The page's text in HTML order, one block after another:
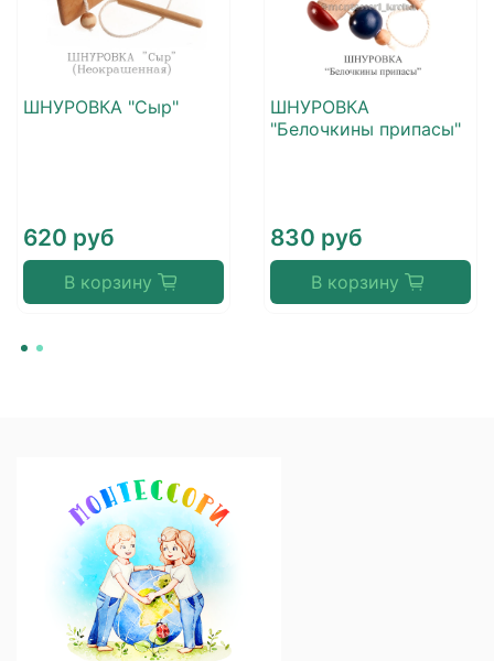
ШНУРОВКА "Сыр"
620 руб
В корзину
ШНУРОВКА
"Белочкины припасы"
830 руб
В корзину